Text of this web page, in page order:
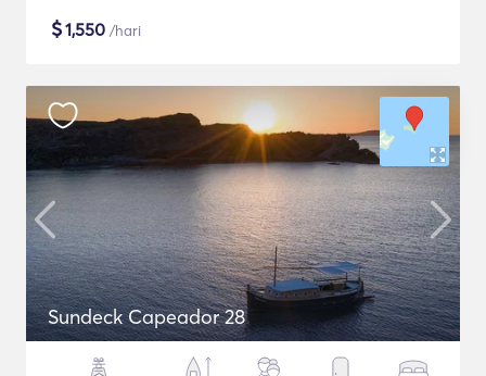
$1,550 /hari
Sundeck Capeador 28